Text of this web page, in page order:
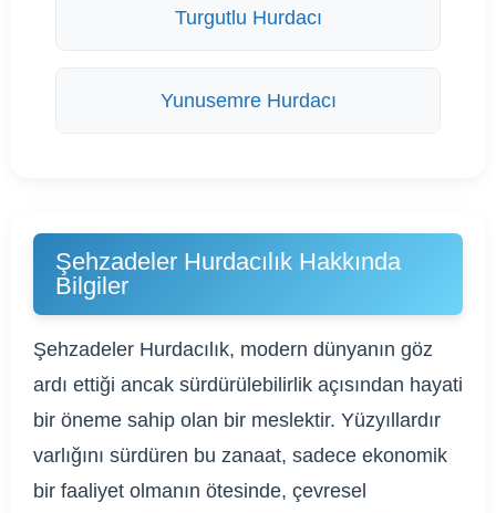
Turgutlu Hurdacı
Yunusemre Hurdacı
Şehzadeler Hurdacılık Hakkında
Bilgiler
Şehzadeler Hurdacılık, modern dünyanın göz
ardı ettiği ancak sürdürülebilirlik açısından hayati
bir öneme sahip olan bir meslektir. Yüzyıllardır
varlığını sürdüren bu zanaat, sadece ekonomik
bir faaliyet olmanın ötesinde, çevresel